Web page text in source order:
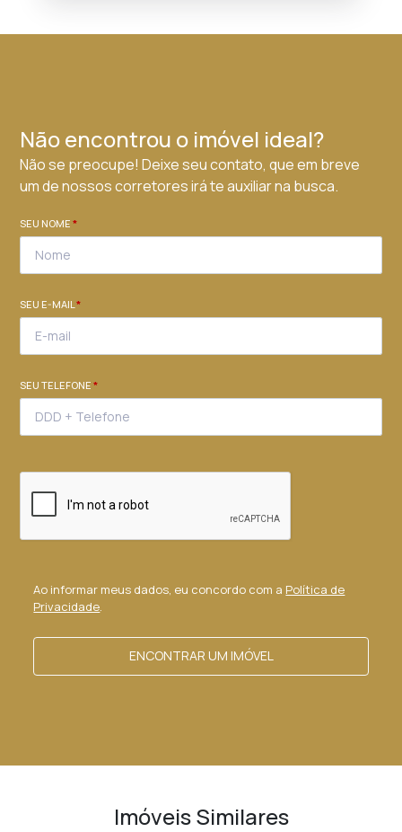
Não encontrou o imóvel ideal?
Não se preocupe! Deixe seu contato, que em breve
um de nossos corretores irá te auxiliar na busca.
SEU NOME*
SEU E-MAIL*
SEU TELEFONE*
Ao informar meus dados, eu concordo com a Política de
Privacidade.
ENCONTRAR UM IMÓVEL
Imóveis Similares